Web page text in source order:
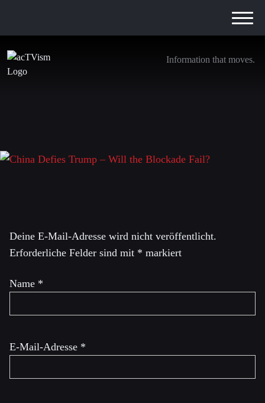
Information that moves.
China Defies Trump – Will the Blockade Fail?
Deine E-Mail-Adresse wird nicht veröffentlicht.
Erforderliche Felder sind mit * markiert
Name *
E-Mail-Adresse *